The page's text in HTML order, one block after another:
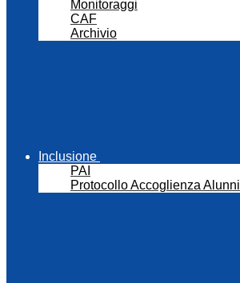
Monitoraggi
CAF
Archivio
Inclusione
PAI
Protocollo Accoglienza Alunni